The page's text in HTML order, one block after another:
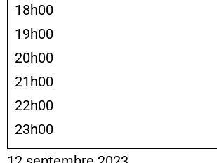
18h00
19h00
20h00
21h00
22h00
23h00